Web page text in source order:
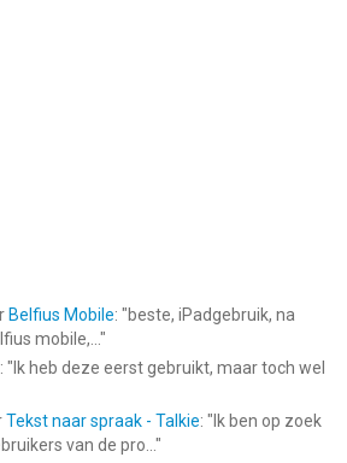
Belfius Mobile: "beste, iPadgebruik, na
mobile,... "
: " Ik heb deze eerst gebruikt, maar toch wel
Tekst naar spraak - Talkie: " Ik ben op zoek
van de pro... "